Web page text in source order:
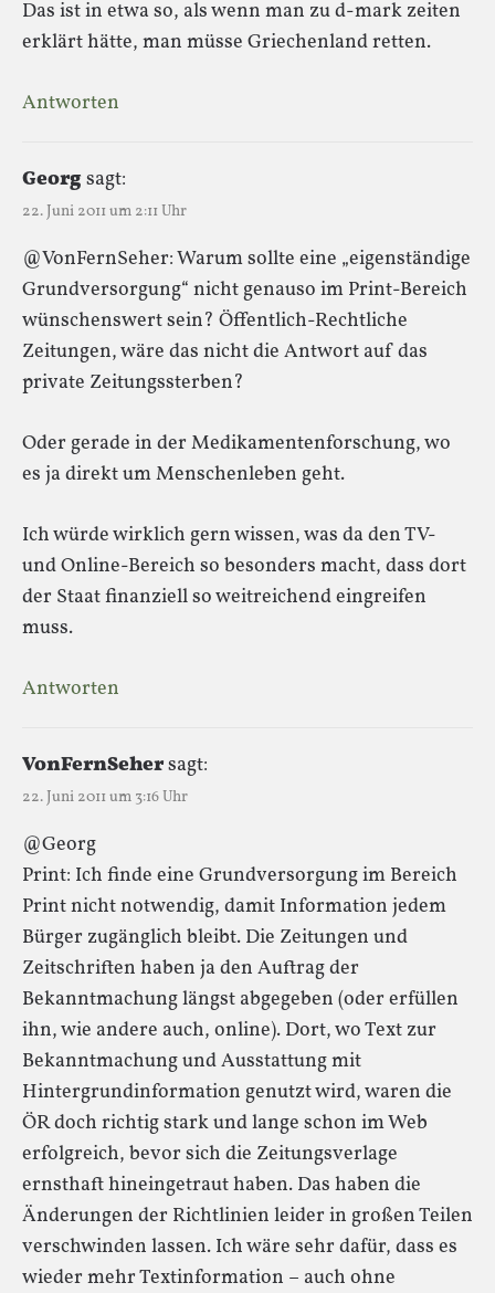
Das ist in etwa so, als wenn man zu d-mark zeiten
erklärt hätte, man müsse Griechenland retten.
Antworten
Georgsagt:
22. Juni 2011 um 2:11 Uhr
@VonFernSeher: Warum sollte eine „eigenständige
Grundversorgung“ nicht genauso im Print-Bereich
wünschenswert sein? Öffentlich-Rechtliche
Zeitungen, wäre das nicht die Antwort auf das
private Zeitungssterben?
Oder gerade in der Medikamentenforschung, wo
es ja direkt um Menschenleben geht.
Ich würde wirklich gern wissen, was da den TV-
und Online-Bereich so besonders macht, dass dort
der Staat finanziell so weitreichend eingreifen
muss.
Antworten
VonFernSehersagt:
22. Juni 2011 um 3:16 Uhr
@Georg
Print: Ich finde eine Grundversorgung im Bereich
Print nicht notwendig, damit Information jedem
Bürger zugänglich bleibt. Die Zeitungen und
Zeitschriften haben ja den Auftrag der
Bekanntmachung längst abgegeben (oder erfüllen
ihn, wie andere auch, online). Dort, wo Text zur
Bekanntmachung und Ausstattung mit
Hintergrundinformation genutzt wird, waren die
ÖR doch richtig stark und lange schon im Web
erfolgreich, bevor sich die Zeitungsverlage
ernsthaft hineingetraut haben. Das haben die
Änderungen der Richtlinien leider in großen Teilen
verschwinden lassen. Ich wäre sehr dafür, dass es
wieder mehr Textinformation – auch ohne